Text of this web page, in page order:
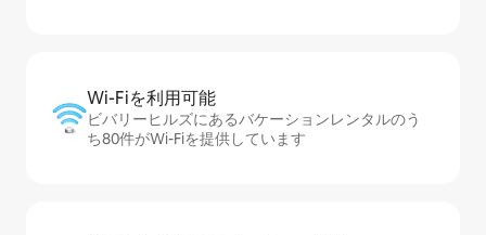
Wi-Fiを利⁠用⁠可⁠能
ビバリーヒルズにあるバケーションレンタルのう
ち80件がWi-Fiを提供しています